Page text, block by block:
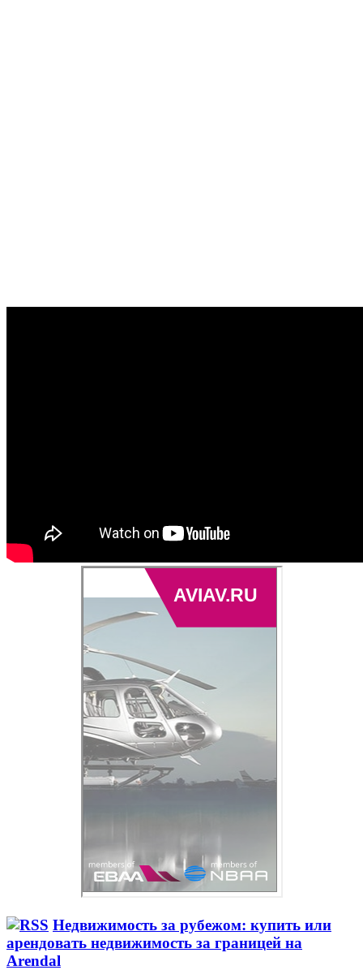
Недвижимость за рубежом: купить или
арендовать недвижимость за границей на
Arendal